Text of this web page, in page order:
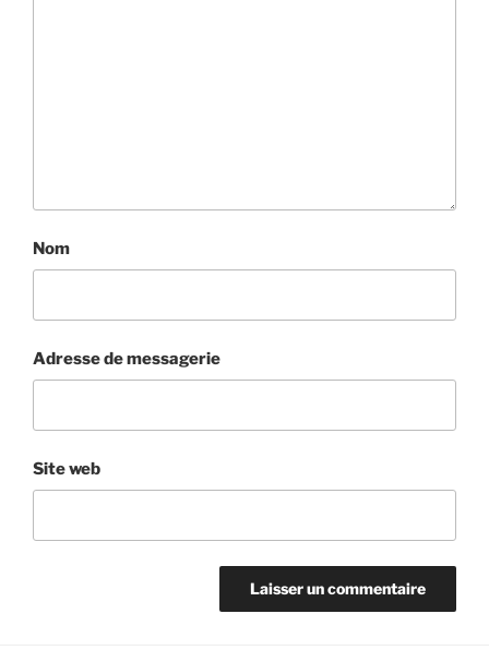
Nom
Adresse de messagerie
Site web